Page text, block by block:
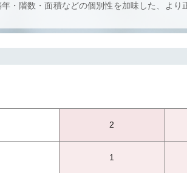
・階数・面積などの個別性を加味した、より
2
1